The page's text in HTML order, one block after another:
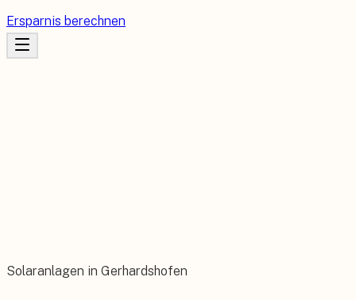
Ersparnis berechnen
Solaranlagen in Gerhardshofen